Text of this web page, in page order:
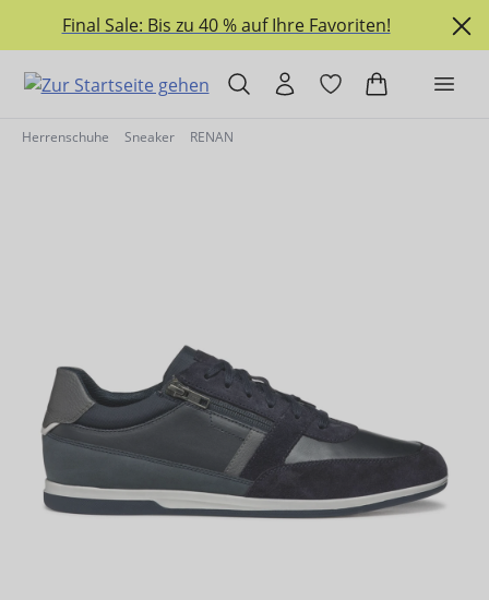
springen
Final Sale: Bis zu 40 % auf Ihre Favoriten!
Herrenschuhe Sneaker RENAN